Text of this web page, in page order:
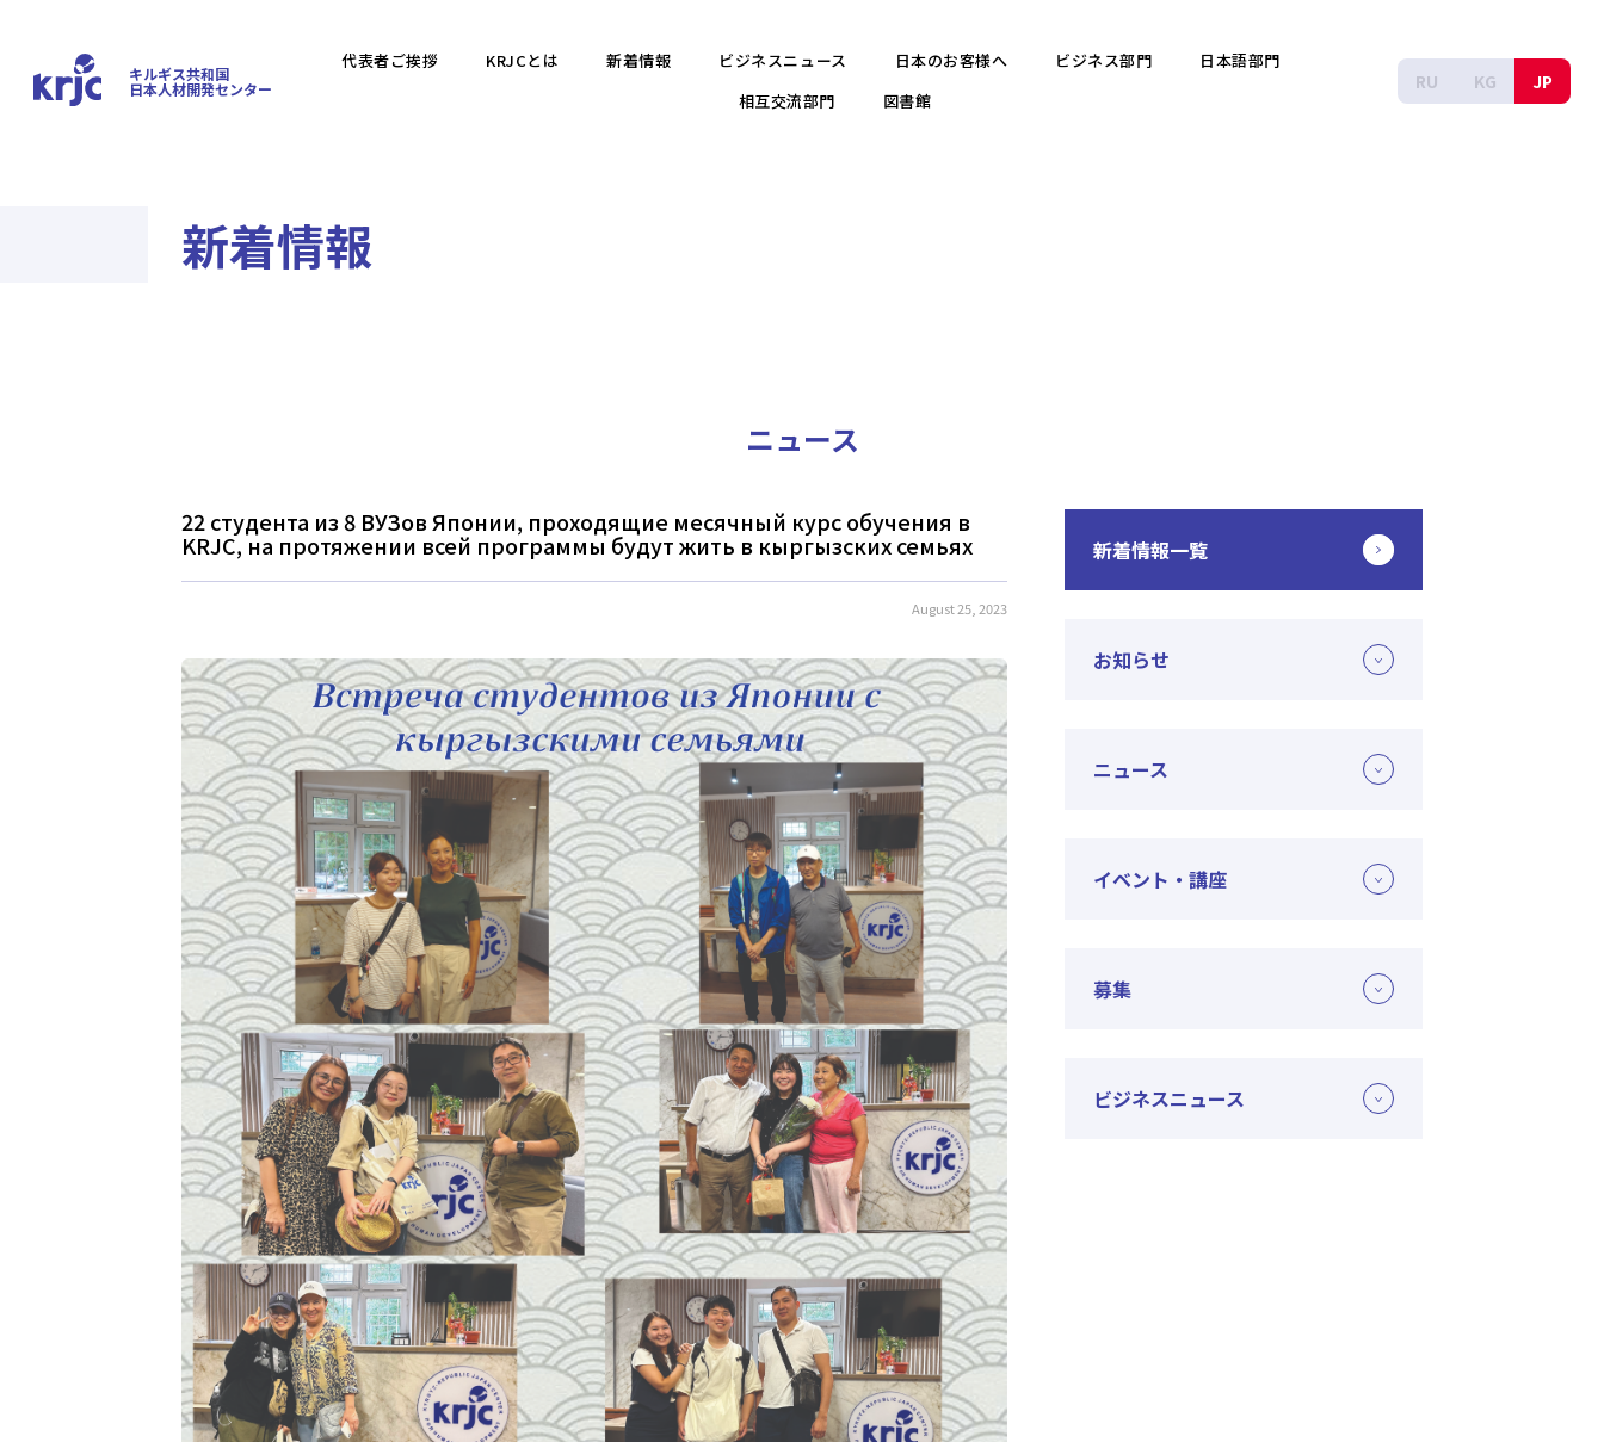
キルギス共和国
日本人材開発センター
代表者ご挨拶 KRJCとは 新着情報 ビジネスニュース 日本のお客様へ ビジネス部門
日本語部門
相互交流部門
図書館
RU KG JP
新着情報
ニュース
22 студента из 8 ВУЗов Японии, проходящие месячный курс обучения в
KRJC, на протяжении всей программы будут жить в кыргызских семьях
August 25, 2023
新着情報一覧
お知らせ
ニュース
イベント・講座
募集
ビジネスニュース